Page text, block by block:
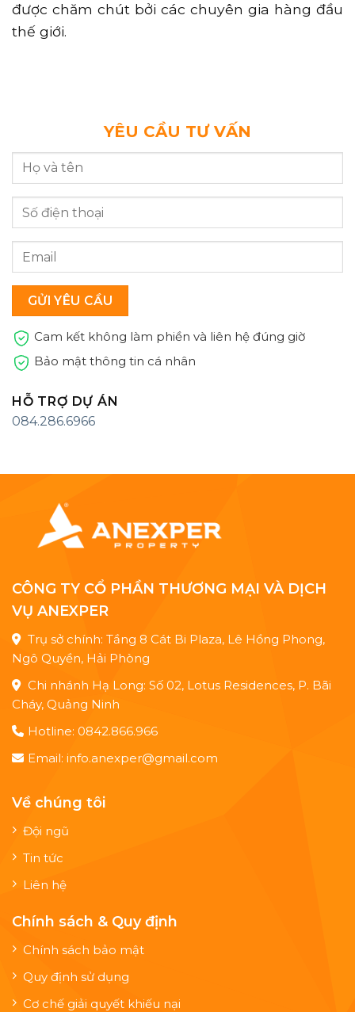
được chăm chút bởi các chuyên gia hàng đầu
thế giới.
YÊU CẦU TƯ VẤN
Cam kết không làm phiền và liên hệ đúng giờ
Bảo mật thông tin cá nhân
HỖ TRỢ DỰ ÁN
084.286.6966
CÔNG TY CỔ PHẦN THƯƠNG MẠI VÀ DỊCH
VỤ ANEXPER
Trụ sở chính: Tầng 8 Cát Bi Plaza, Lê Hồng Phong,
Ngô Quyền, Hải Phòng
Chi nhánh Hạ Long: Số 02, Lotus Residences, P. Bãi
Cháy, Quảng Ninh
Hotline: 0842.866.966
Email: info.anexper@gmail.com
Về chúng tôi
Đội ngũ
Tin tức
Liên hệ
Chính sách & Quy định
Chính sách bảo mật
Quy định sử dụng
Cơ chế giải quyết khiếu nại